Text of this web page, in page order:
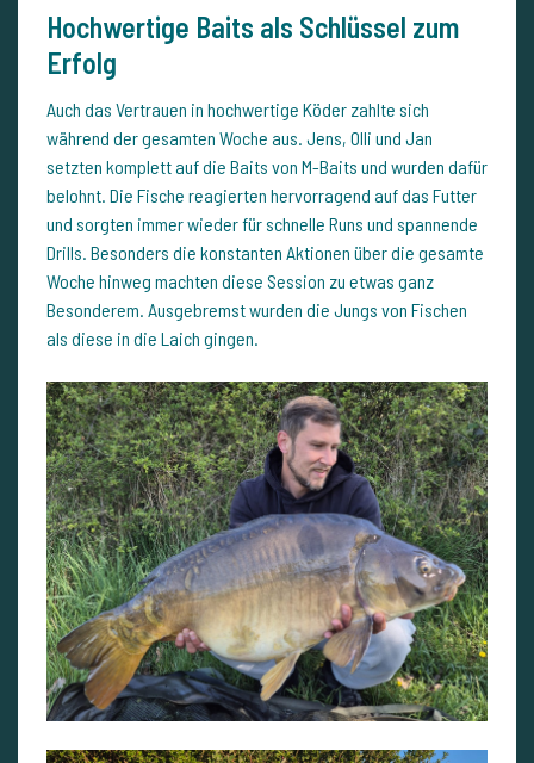
Hochwertige Baits als Schlüssel zum
Erfolg
Auch das Vertrauen in hochwertige Köder zahlte sich
während der gesamten Woche aus. Jens, Olli und Jan
setzten komplett auf die Baits von M-Baits und wurden dafür
belohnt. Die Fische reagierten hervorragend auf das Futter
und sorgten immer wieder für schnelle Runs und spannende
Drills. Besonders die konstanten Aktionen über die gesamte
Woche hinweg machten diese Session zu etwas ganz
Besonderem. Ausgebremst wurden die Jungs von Fischen
als diese in die Laich gingen.